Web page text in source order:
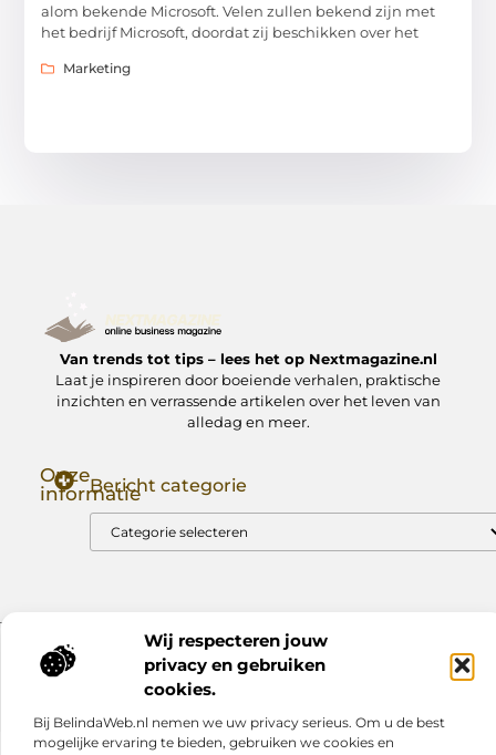
Wij respecteren jouw
privacy en gebruiken
cookies.
Bij BelindaWeb.nl nemen we uw privacy serieus. Om u de best
mogelijke ervaring te bieden, gebruiken we cookies en
alom bekende Microsoft. Velen zullen bekend zijn met
het bedrijf Microsoft, doordat zij beschikken over het
Marketing
Van trends tot tips – lees het op Nextmagazine.nl
Laat je inspireren door boeiende verhalen, praktische
inzichten en verrassende artikelen over het leven van
alledag en meer.
Onze
informatieBericht categorie
Website index
Cookiebeleid (EU)
@2025 www.nextmagazine.nl. All Right Reserved.